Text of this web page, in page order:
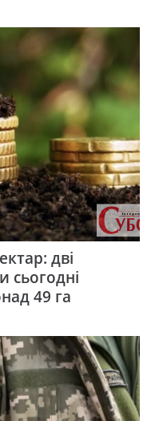
дві
49 га